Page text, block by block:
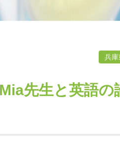
兵庫
先生と英語の